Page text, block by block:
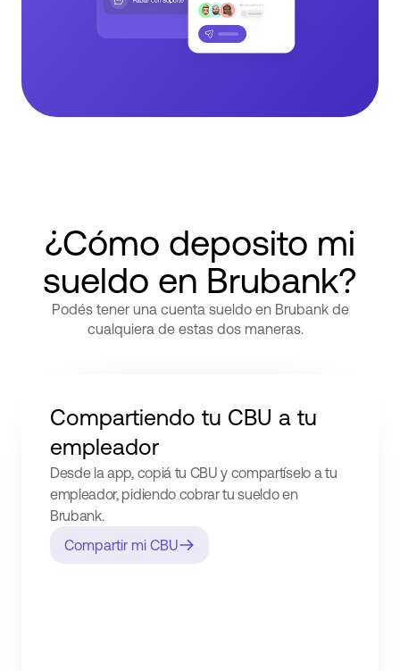
¿Cómo deposito mi
sueldo en Brubank?
Podés tener una cuenta sueldo en Brubank de
cualquiera de estas dos maneras.
Compartiendo tu CBU a tu
empleador
Desde la app, copiá tu CBU y compartíselo a tu
empleador, pidiendo cobrar tu sueldo en
Brubank.
Compartir mi CBU